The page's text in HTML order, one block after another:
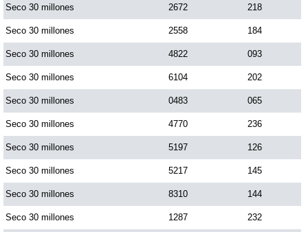
Motilon Tarde
Motilon Noche
Paisita Día
Paisita Noche
Paisita 3
Pick 3 Día
Seco 30 millones 2672 218
Seco 30 millones 2558 184
Seco 30 millones 4822 093
Seco 30 millones 6104 202
Seco 30 millones 0483 065
Seco 30 millones 4770 236
Seco 30 millones 5197 126
Seco 30 millones 5217 145
Seco 30 millones 8310 144
Seco 30 millones 1287 232